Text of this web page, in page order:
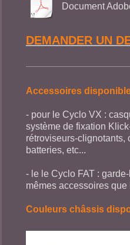
Document
DEMANDER UN
Accessoires
- pour le Cyclo VX :
système de fixation
rétroviseurs-clignotants,
batteries, etc...
- le le Cyclo FAT :
mêmes accessoires que
Couleurs châssis